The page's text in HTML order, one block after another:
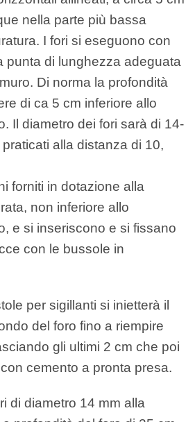
nella parte più bassa
I fori si eseguono con
punta di lunghezza adeguata
Di norma la profondità
di ca 5 cm inferiore allo
Il diametro dei fori sarà di 14-
alla distanza di 10,
forniti in dotazione alla
non inferiore allo
e si inseriscono e si fissano
con le bussole in
per sigillanti si inietterà il
del foro fino a riempire
gli ultimi 2 cm che poi
cemento a pronta presa.
di diametro 14 mm alla